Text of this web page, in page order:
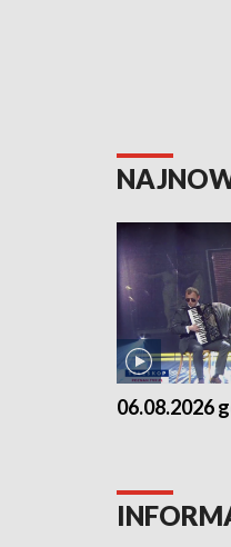
06.08.2026